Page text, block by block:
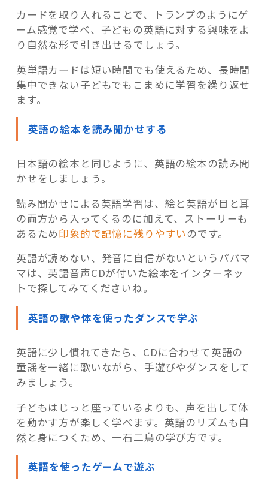
カードを取り入れることで、トランプのようにゲ
ーム感覚で学べ、子どもの英語に対する興味をよ
り自然な形で引き出せるでしょう。
英単語カードは短い時間でも使えるため、長時間
集中できない子どもでもこまめに学習を繰り返せ
ます。
英語の絵本を読み聞かせする
日本語の絵本と同じように、英語の絵本の読み聞
かせをしましょう。
読み聞かせによる英語学習は、絵と英語が目と耳
の両方から入ってくるのに加えて、ストーリーも
あるため印象的で記憶に残りやすい のです。
英語が読めない、発音に自信がないというパパマ
マは、英語音声CDが付いた絵本をインターネッ
トで探してみてくださいね。
英語の歌や体を使ったダンスで学ぶ
英語に少し慣れてきたら、CDに合わせて英語の
童謡を一緒に歌いながら、手遊びやダンスをして
みましょう。
子どもはじっと座っているよりも、声を出して体
を動かす方が楽しく学べます。英語のリズムも自
然と身につくため、一石二鳥の学び方です。
英語を使ったゲームで遊ぶ